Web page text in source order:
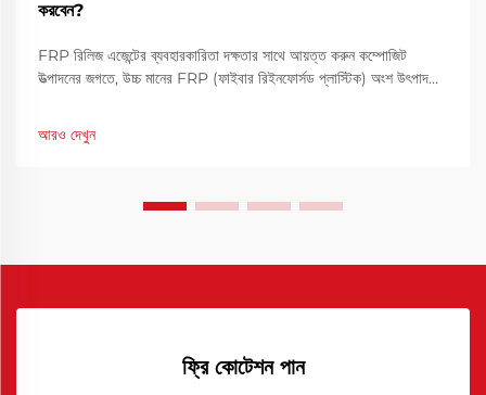
করবেন?
FRP রিলিজ এজেন্টের ব্যবহারকারিতা দক্ষতার সাথে আয়ত্ত করুন কম্পোজিট
উত্পাদনের জগতে, উচ্চ মানের FRP (ফাইবার রিইনফোর্সড প্লাস্টিক) অংশ উৎপাদনের
আরও দেখুন
ফ্রি কোটেশন পান